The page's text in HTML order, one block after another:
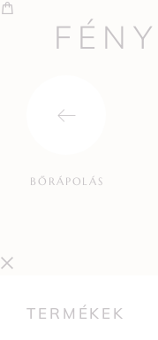
BŐRÁPOLÁS
TERMÉKEK